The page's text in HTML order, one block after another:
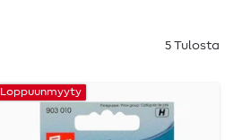
5 Tulosta
Loppuunmyyty